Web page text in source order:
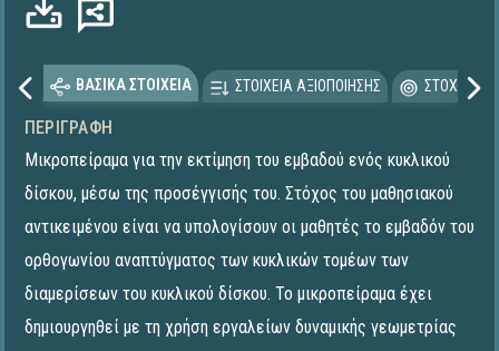
ΒΑΣΙΚΑ ΣΤΟΙΧΕΙΑ ΣΤΟΙΧΕΙΑ ΑΞΙΟΠΟΙΗΣΗΣ
ΠΕΡΙΓΡΑΦΉ
Μικροπείραμα για την εκτίμηση του εμβαδού ενός κυκλικού
δίσκου, μέσω της προσέγγισής του. Στόχος του μαθησιακού
αντικειμένου είναι να υπολογίσουν οι μαθητές το εμβαδόν του
ορθογωνίου αναπτύγματος των κυκλικών τομέων των
διαμερίσεων του κυκλικού δίσκου. Το μικροπείραμα έχει
δημιουργηθεί με τη χρήση εργαλείων δυναμικής γεωμετρίας